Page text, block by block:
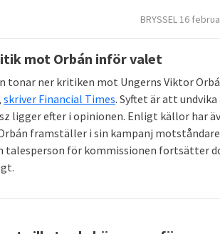
BRYSSEL 16
mot Orbán inför valet
tonar ner kritiken mot Ungerns Viktor
skriver Financial Times. Syftet är att
ligger efter i opinionen. Enligt källor har
framställer i sin kampanj
talesperson för kommissionen fortsätter